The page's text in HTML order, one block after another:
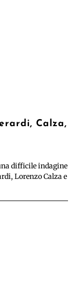
Calza,
difficile indagine
Lorenzo Calza e